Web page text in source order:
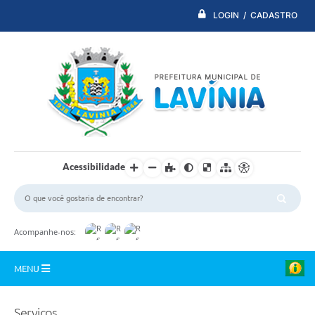
LOGIN / CADASTRO
Acessibilidade
Acompanhe-nos:
MENU
PDTI